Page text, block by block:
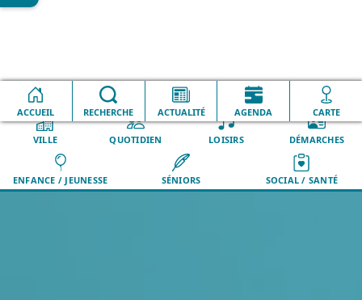
ACCUEIL RECHERCHE ACTUALITÉ AGENDA CARTE
Accueil Subventions
municipales
Alarme habitation et antivol pour
véhicule automobile
VILLE QUOTIDIEN LOISIRS DÉMARCHES
ENFANCE / JEUNESSE SÉNIORS SOCIAL / SANTÉ